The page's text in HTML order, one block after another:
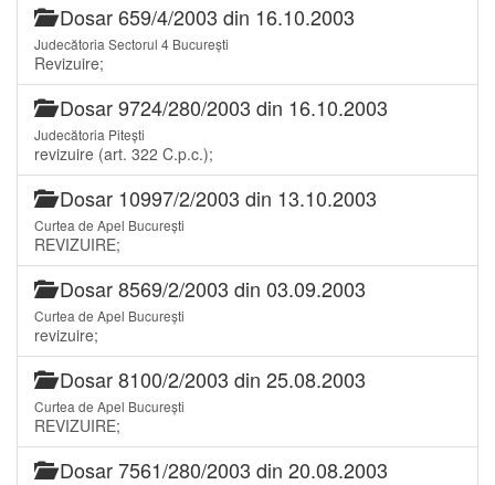
Dosar 659/4/2003 din 16.10.2003
Judecătoria Sectorul 4 București
Revizuire;
Dosar 9724/280/2003 din 16.10.2003
Judecătoria Pitești
revizuire (art. 322 C.p.c.);
Dosar 10997/2/2003 din 13.10.2003
Curtea de Apel București
REVIZUIRE;
Dosar 8569/2/2003 din 03.09.2003
Curtea de Apel București
revizuire;
Dosar 8100/2/2003 din 25.08.2003
Curtea de Apel București
REVIZUIRE;
Dosar 7561/280/2003 din 20.08.2003